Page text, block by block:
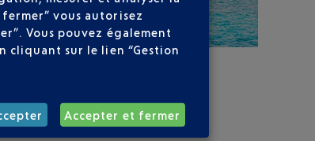
vous autorisez
Vous pouvez également
cliquant sur le lien “Gestion
Accepter et fermer